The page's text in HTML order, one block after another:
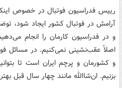
رییس فدراسیون فوتبال در خصوص
آرامش در فوتبال کشور ایجاد شود،
و در فدراسیون کارمان را انجام
اصلاً عقب‌نشینی نمی‌کنیم. در مسائل
و کشورمان و پرچم ایران است تا
بزنیم. ان‌شاالله مانند چهار سال قبل